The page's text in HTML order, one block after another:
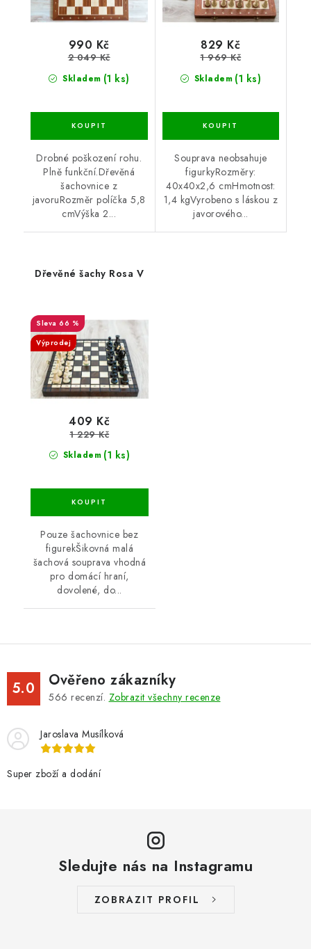
Skladem (1 ks)
990 Kč
2 049 Kč
Drobné poškození rohu.
Plně funkční.Dřevěná
šachovnice z
javoruRozměr políčka 5,8
cmVýška 2...
Skladem (1 ks)
829 Kč
1 969 Kč
Souprava neobsahuje
figurkyRozměry:
40x40x2,6 cmHmotnost:
1,4 kgVyrobeno s láskou z
javorového...
Dřevěné šachy Rosa V
66 %
Výprodej
Skladem (1 ks)
409 Kč
1 229 Kč
Pouze šachovnice bez
figurekŠikovná malá
šachová souprava vhodná
pro domácí hraní,
dovolené, do...
5.0 Ověřeno zákazníky
566 recenzí. Zobrazit všechny recenze
Jaroslava Musílková
Super zboží a dodání
Sledujte nás na Instagramu
ZOBRAZIT PROFIL